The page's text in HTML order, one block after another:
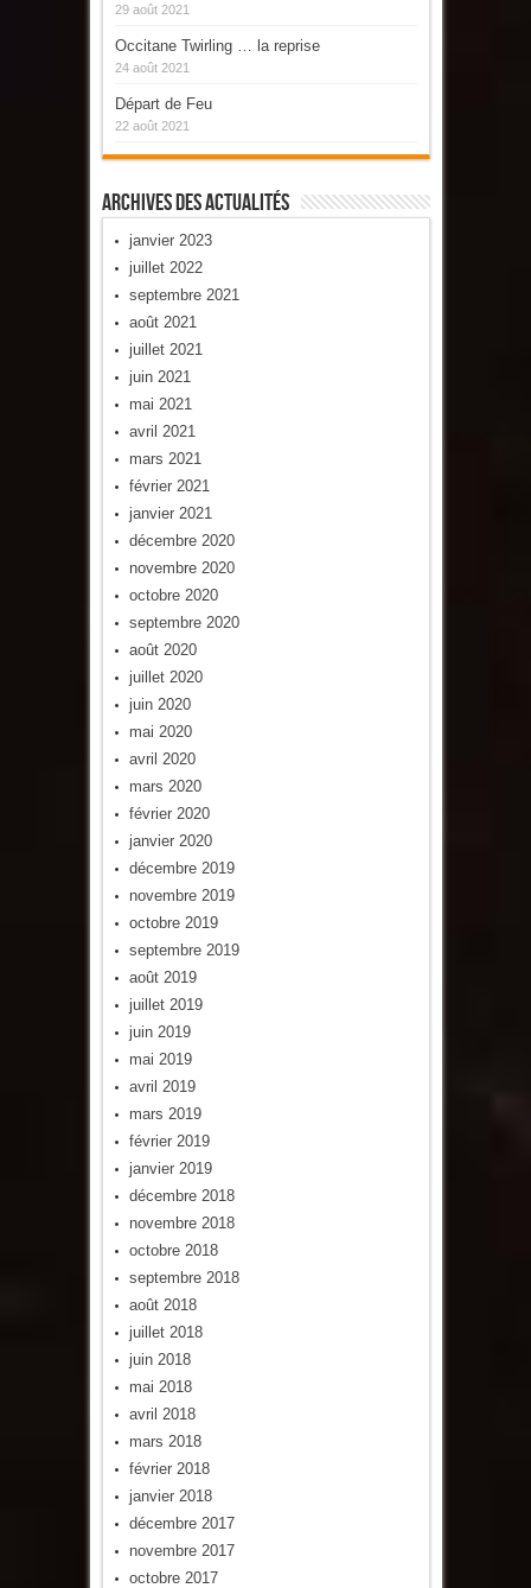
29 août 2021
Occitane Twirling … la reprise
24 août 2021
Départ de Feu
22 août 2021
Archives Des Actualités
janvier 2023
juillet 2022
septembre 2021
août 2021
juillet 2021
juin 2021
mai 2021
avril 2021
mars 2021
février 2021
janvier 2021
décembre 2020
novembre 2020
octobre 2020
septembre 2020
août 2020
juillet 2020
juin 2020
mai 2020
avril 2020
mars 2020
février 2020
janvier 2020
décembre 2019
novembre 2019
octobre 2019
septembre 2019
août 2019
juillet 2019
juin 2019
mai 2019
avril 2019
mars 2019
février 2019
janvier 2019
décembre 2018
novembre 2018
octobre 2018
septembre 2018
août 2018
juillet 2018
juin 2018
mai 2018
avril 2018
mars 2018
février 2018
janvier 2018
décembre 2017
novembre 2017
octobre 2017